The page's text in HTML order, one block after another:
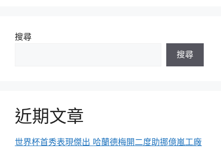
搜尋
搜尋
近期文章
世界杯首秀表現傑出 哈蘭德梅開二度助挪億嵐工廠